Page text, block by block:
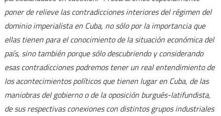
poner de relieve las contradicciones interiores del régimen del
dominio imperialista en Cuba, no sólo por la importancia que
ellas tienen para el conocimiento de la situación económica del
país, sino también porque sólo descubriendo y considerando
esas contradicciones podremos tener un real entendimiento de
los acontecimientos políticos que tienen lugar en Cuba, de las
maniobras del gobierno o de la oposición burgués-latifundista,
de sus respectivas conexiones con distintos grupos industriales